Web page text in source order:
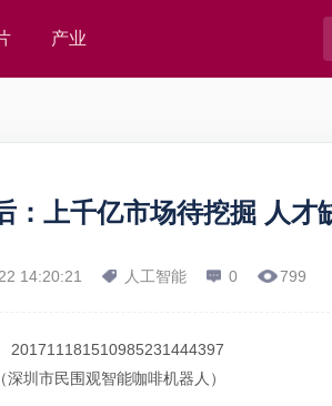
产业
：上千亿市场待挖掘 人才
14:20:21 人工智能 0 799
（深圳市民围观智能咖啡机器人）